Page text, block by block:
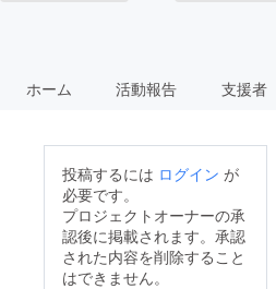
ホーム 活動報告 支援者
投稿するには ログイン が
必要です。
プロジェクトオーナーの承
認後に掲載されます。承認
された内容を削除すること
はできません。